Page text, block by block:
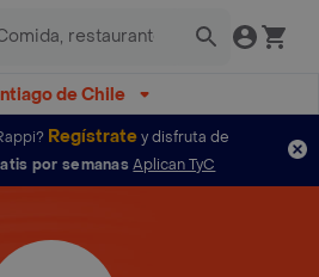
de Chile
Regístratey disfruta de
por semanas Aplican TyC